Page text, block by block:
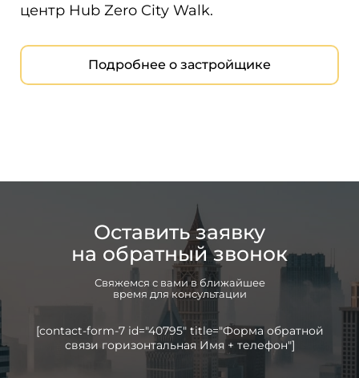
центр Hub Zero City Walk.
Подробнее о застройщике
Оставить заявку
на обратный звонок
Свяжемся с вами в ближайшее
время для консультации
[contact-form-7 id="40795" title="Форма обратной
связи горизонтальная Имя + телефон"]